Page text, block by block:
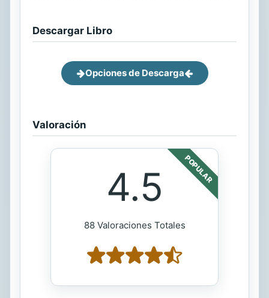
Descargar Libro
Opciones de Descarga
Valoración
POPULAR
4.5
88 Valoraciones Totales